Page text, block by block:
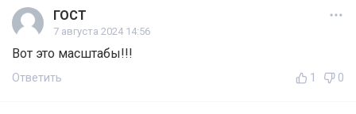
ГОСТ
7 августа 2024 14:56
Вот это масштабы!!!
Ответить 1 0